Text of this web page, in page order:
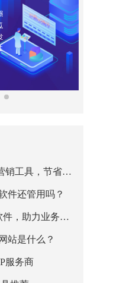
外贸必备的3款Facebook营销工具，节省营销成本！
件还管用吗？
2026年5款facebook营销软件，助力业务平稳运行！
站是什么？
服务商